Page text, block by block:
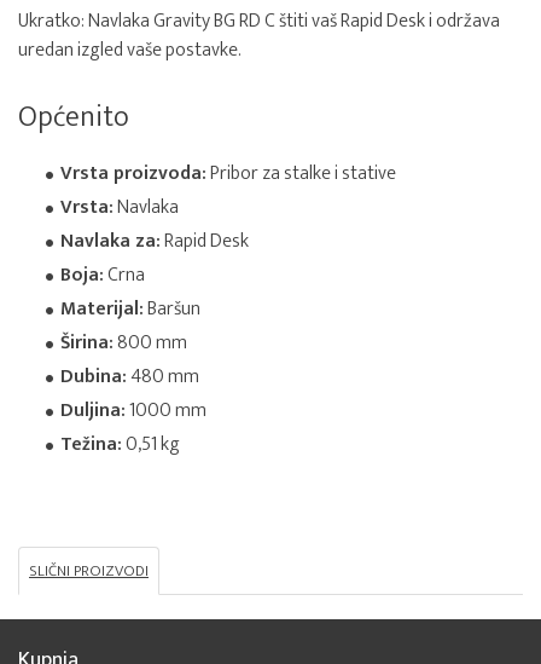
Ukratko: Navlaka Gravity BG RD C štiti vaš Rapid Desk i održava
uredan izgled vaše postavke.
Općenito
Vrsta proizvoda:Pribor za stalke i stative
Vrsta:Navlaka
Navlaka za:Rapid Desk
Boja:Crna
Materijal:Baršun
Širina:800 mm
Dubina:480 mm
Duljina:1000 mm
Težina:0,51 kg
SLIČNI PROIZVODI